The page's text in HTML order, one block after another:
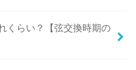
くらい？【弦交換時期の